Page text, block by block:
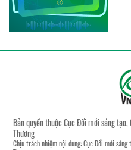
Bản quyền thuộc Cục Đổi mới sáng tạo,
Thương
Chịu trách nhiệm nội dung: Cục Đổi mới sáng